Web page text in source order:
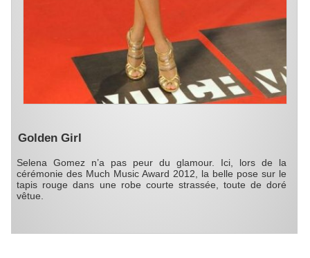
Golden Girl
Selena Gomez n’a pas peur du glamour. Ici, lors de la
cérémonie des Much Music Award 2012, la belle pose sur le
tapis rouge dans une robe courte strassée, toute de doré
vêtue.